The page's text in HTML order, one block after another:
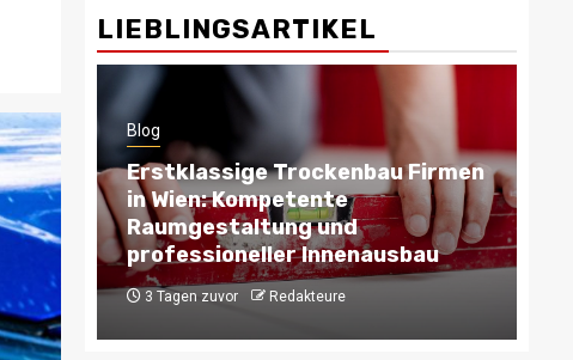
LIEBLINGSARTIKEL
Blog
Erstklassige Trockenbau Firmen
in Wien: Kompetente
Raumgestaltung und
professioneller Innenausbau
3 Tagen zuvor Redakteure